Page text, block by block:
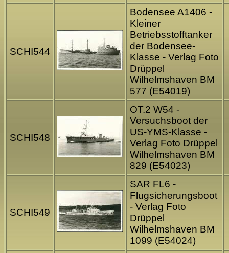
SCHI544
Bodensee A1406 -
Kleiner
Betriebsstofftanker
der Bodensee-
Klasse - Verlag Foto
Drüppel
Wilhelmshaven BM
577 (E54019)
SCHI548
OT.2 W54 -
Versuchsboot der
US-YMS-Klasse -
Verlag Foto Drüppel
Wilhelmshaven BM
829 (E54023)
SCHI549
SAR FL6 -
Flugsicherungsboot
- Verlag Foto
Drüppel
Wilhelmshaven BM
1099 (E54024)